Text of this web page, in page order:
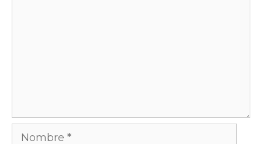
Nombre